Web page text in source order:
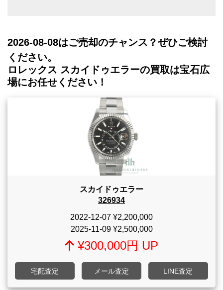
2026-08-08はご売却のチャンス？ぜひご検討
ください。
ロレックス スカイドゥエラーの買取は宝石広
場にお任せください！
スカイドゥエラー
326934
2022-12-07 ¥2,200,000
2025-11-09¥2,500,000
¥300,000円 UP
宅配査定 メール査定 LINE査定